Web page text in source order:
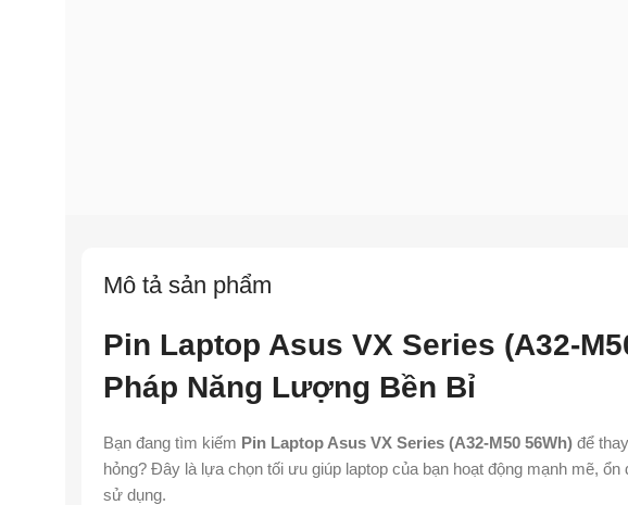
Mô tả sản phẩm
Pin Laptop Asus VX Series (A32-
Pháp Năng Lượng Bền Bỉ
Bạn đang tìm kiếm Pin Laptop Asus VX Series (A32-M50 56Wh) để
hỏng? Đây là lựa chọn tối ưu giúp laptop của bạn hoạt động mạnh mẽ,
sử dụng.